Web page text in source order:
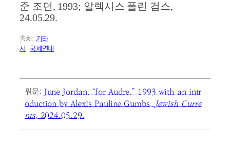
준 조던, 1993; 알렉시스 폴린 검스,
24.05.29.
출처:기타
시 국제연대
원문:June Jordan, “for Audre,” 1993 with an intr
oduction by Alexis Pauline Gumbs,Jewish Curre
nts, 2024.05.29.